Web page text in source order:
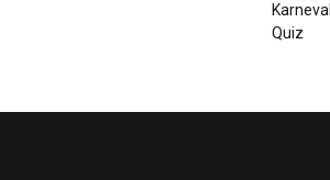
Karneval
Quiz